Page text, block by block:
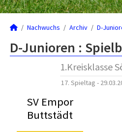
Nachwuchs Archiv D-
D-Junioren :
1.Kreisklasse
17. Spieltag -
SV Empor
Buttstädt